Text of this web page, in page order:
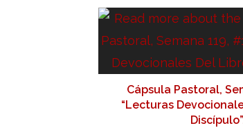
Cápsula Pastoral,
“Lecturas